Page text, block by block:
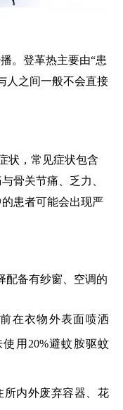
。登革热主要由“患
之间一般不会直接
状，常见症状包含
骨关节痛、乏力、
患者可能会出现严
配备有纱窗、空调的
在衣物外表面喷洒
用20%避蚊胺驱蚊
所内外废弃容器、花